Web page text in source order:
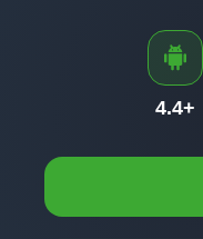
4.4+